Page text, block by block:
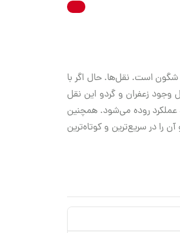
است. نقل‌ها. حال اگر با
زعفران و گردو این نقل
عملکرد روده می‌شود. همچنین
در سریع‌ترین و کوتاه‌ترین